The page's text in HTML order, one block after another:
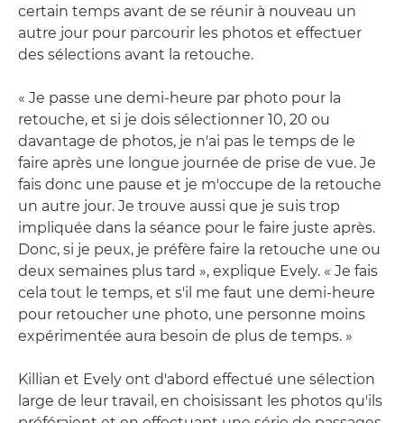
certain temps avant de se réunir à nouveau un
autre jour pour parcourir les photos et effectuer
des sélections avant la retouche.
« Je passe une demi-heure par photo pour la
retouche, et si je dois sélectionner 10, 20 ou
davantage de photos, je n'ai pas le temps de le
faire après une longue journée de prise de vue. Je
fais donc une pause et je m'occupe de la retouche
un autre jour. Je trouve aussi que je suis trop
impliquée dans la séance pour le faire juste après.
Donc, si je peux, je préfère faire la retouche une ou
deux semaines plus tard », explique Evely. « Je fais
cela tout le temps, et s'il me faut une demi-heure
pour retoucher une photo, une personne moins
expérimentée aura besoin de plus de temps. »
Killian et Evely ont d'abord effectué une sélection
large de leur travail, en choisissant les photos qu'ils